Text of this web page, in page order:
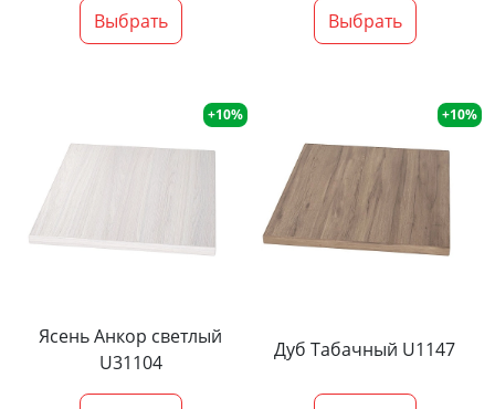
Выбрать Выбрать
+10%
Ясень Анкор светлый
U31104
+10%
Дуб Табачный U1147